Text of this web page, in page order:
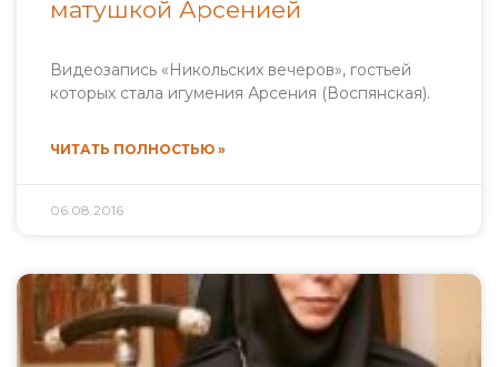
матушкой Арсенией
Видеозапись «Никольских вечеров», гостьей
которых стала игумения Арсения (Воспянская).
ЧИТАТЬ ПОЛНОСТЬЮ »
06.08.2016